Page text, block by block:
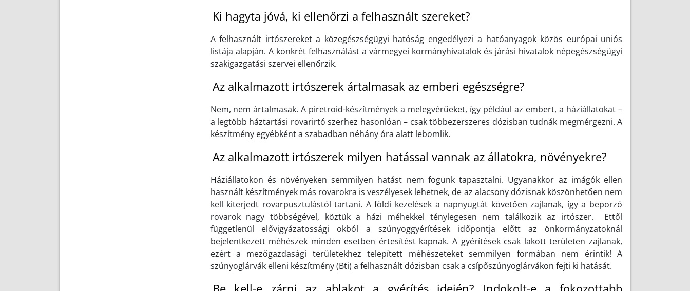
Ki hagyta jóvá, ki ellenőrzi a felhasznált szereket?
A felhasznált irtószereket a közegészségügyi hatóság engedélyezi a hatóanyagok közös európai uniós
listája alapján. A konkrét felhasználást a vármegyei kormányhivatalok és járási hivatalok népegészségügyi
szakigazgatási szervei ellenőrzik.
Az alkalmazott irtószerek ártalmasak az emberi egészségre?
Nem, nem ártalmasak. A piretroid-készítmények a melegvérűeket, így például az embert, a háziállatokat –
a legtöbb háztartási rovarirtó szerhez hasonlóan – csak többezerszeres dózisban tudnák megmérgezni. A
készítmény egyébként a szabadban néhány óra alatt lebomlik.
Az alkalmazott irtószerek milyen hatással vannak az állatokra, növényekre?
Háziállatokon és növényeken semmilyen hatást nem fogunk tapasztalni. Ugyanakkor az imágók ellen
használt készítmények más rovarokra is veszélyesek lehetnek, de az alacsony dózisnak köszönhetően nem
kell kiterjedt rovarpusztulástól tartani. A földi kezelések a napnyugtát követően zajlanak, így a beporzó
rovarok nagy többségével, köztük a házi méhekkel ténylegesen nem találkozik az irtószer. Ettől
függetlenül elővigyázatossági okból a szúnyoggyérítések időpontja előtt az önkormányzatoknál
bejelentkezett méhészek minden esetben értesítést kapnak. A gyérítések csak lakott területen zajlanak,
ezért a mezőgazdasági területekhez telepített méhészeteket semmilyen formában nem érintik! A
szúnyoglárvák elleni készítmény (Bti) a felhasznált dózisban csak a csípőszúnyoglárvákon fejti ki hatását.